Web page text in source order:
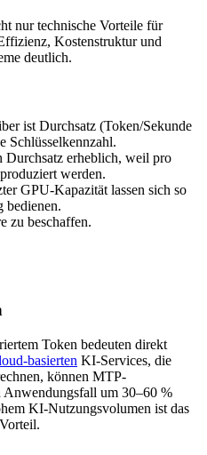
nur technische Vorteile für
Kostenstruktur und
deutlich.
ist Durchsatz (Token/Sekunde
Schlüsselkennzahl.
Durchsatz erheblich, weil pro
werden.
GPU-Kapazität lassen sich so
bedienen.
zu beschaffen.
Token bedeuten direkt
basierten KI-Services, die
können MTP-
um 30–60 %
KI-Nutzungsvolumen ist das